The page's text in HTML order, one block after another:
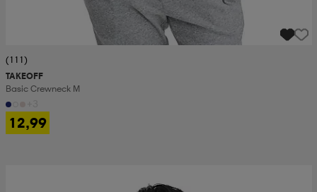
(111)
TAKEOFF
Basic Crewneck M
12,99